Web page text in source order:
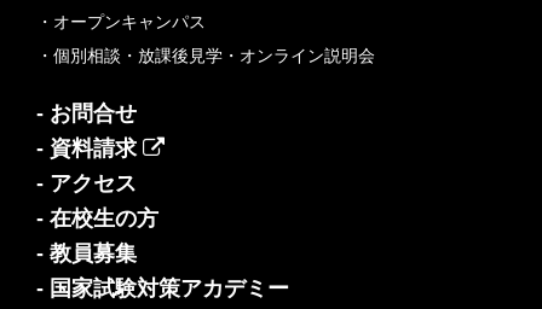
・オープンキャンパス
・個別相談・放課後見学・オンライン説明会
- お問合せ
- 資料請求
- アクセス
- 在校生の方
- 教員募集
- 国家試験対策アカデミー